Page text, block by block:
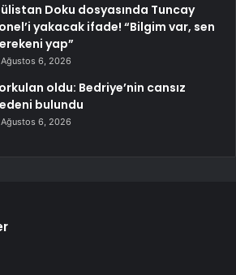
Doku dosyasında Tuncay
yakacak ifade! “Bilgim var, sen
yap”
Ağustos 6, 2026
oldu: Bedriye’nin cansız
bulundu
Ağustos 6, 2026